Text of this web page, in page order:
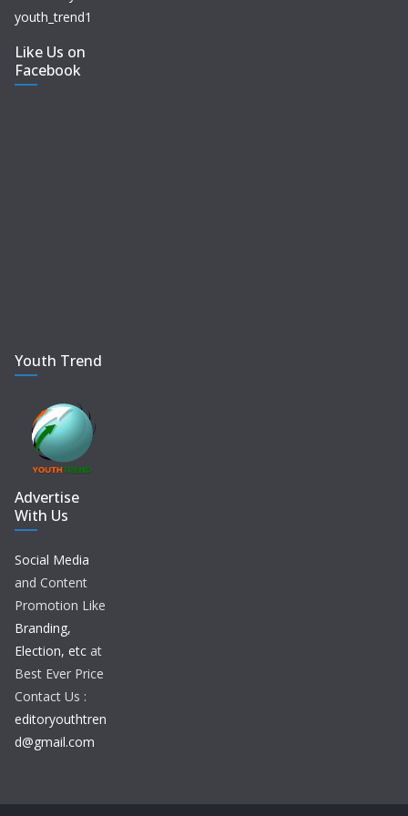
youth_trend1
Like Us on
Facebook
Youth Trend
Advertise
With Us
Social Media
and Content
Promotion Like
Branding,
Election, etc at
Best Ever Price
Contact Us :
editoryouthtren
d@gmail.com